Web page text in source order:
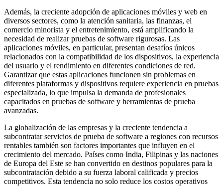
Además, la creciente adopción de aplicaciones móviles y web en
diversos sectores, como la atención sanitaria, las finanzas, el
comercio minorista y el entretenimiento, está amplificando la
necesidad de realizar pruebas de software rigurosas. Las
aplicaciones móviles, en particular, presentan desafíos únicos
relacionados con la compatibilidad de los dispositivos, la experiencia
del usuario y el rendimiento en diferentes condiciones de red.
Garantizar que estas aplicaciones funcionen sin problemas en
diferentes plataformas y dispositivos requiere experiencia en pruebas
especializada, lo que impulsa la demanda de profesionales
capacitados en pruebas de software y herramientas de prueba
avanzadas.
La globalización de las empresas y la creciente tendencia a
subcontratar servicios de prueba de software a regiones con recursos
rentables también son factores importantes que influyen en el
crecimiento del mercado. Países como India, Filipinas y las naciones
de Europa del Este se han convertido en destinos populares para la
subcontratación debido a su fuerza laboral calificada y precios
competitivos. Esta tendencia no solo reduce los costos operativos